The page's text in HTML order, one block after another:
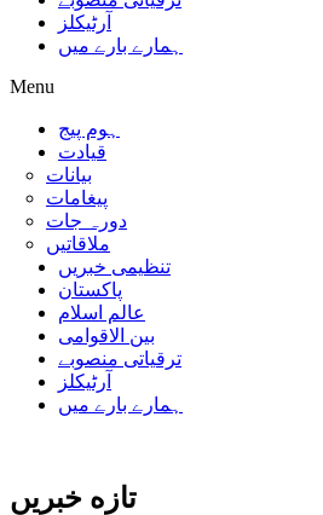
آرٹیکلز
ہمارے بارے میں
Menu
ہوم پیج
قیادت
بیانات
پیغامات
دورہ جات
ملاقاتیں
تنظیمی خبریں
پاکستان
عالم اسلام
بین الاقوامی
ترقیاتی منصوبے
آرٹیکلز
ہمارے بارے میں
تازه خبریں